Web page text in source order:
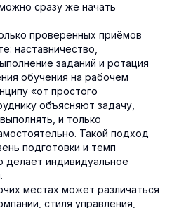
сразу же начать
проверенных приёмов
наставничество,
заданий и ротация
обучения на рабочем
«от простого
объясняют задачу,
и только
Такой подход
подготовки и темп
делает индивидуальное
местах может различаться
стиля управления,